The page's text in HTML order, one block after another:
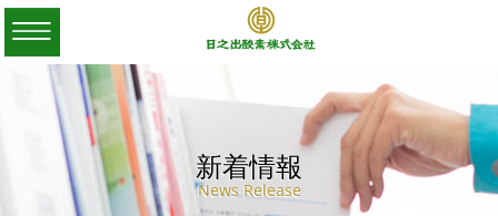
新着情報
News Release